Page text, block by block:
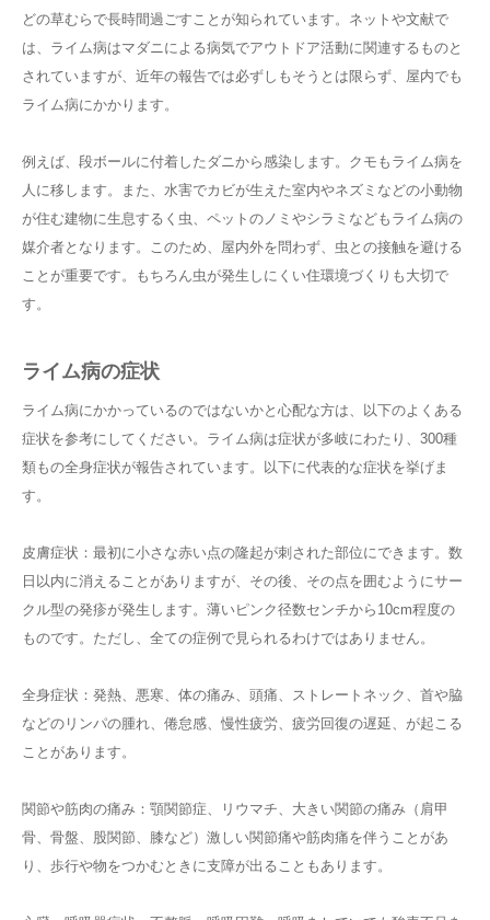
どの草むらで長時間過ごすことが知られています。ネットや文献で
は、ライム病はマダニによる病気でアウトドア活動に関連するものと
されていますが、近年の報告では必ずしもそうとは限らず、屋内でも
ライム病にかかります。
例えば、段ボールに付着したダニから感染します。クモもライム病を
人に移します。また、水害でカビが生えた室内やネズミなどの小動物
が住む建物に生息するく虫、ペットのノミやシラミなどもライム病の
媒介者となります。このため、屋内外を問わず、虫との接触を避ける
ことが重要です。もちろん虫が発生しにくい住環境づくりも大切で
す。
ライム病の症状
ライム病にかかっているのではないかと心配な方は、以下のよくある
症状を参考にしてください。ライム病は症状が多岐にわたり、300種
類もの全身症状が報告されています。以下に代表的な症状を挙げま
す。
皮膚症状：最初に小さな赤い点の隆起が刺された部位にできます。数
日以内に消えることがありますが、その後、その点を囲むようにサー
クル型の発疹が発生します。薄いピンク径数センチから10cm程度の
ものです。ただし、全ての症例で見られるわけではありません。
全身症状：発熱、悪寒、体の痛み、頭痛、ストレートネック、首や脇
などのリンパの腫れ、倦怠感、慢性疲労、疲労回復の遅延、が起こる
ことがあります。
関節や筋肉の痛み：顎関節症、リウマチ、大きい関節の痛み（肩甲
骨、骨盤、股関節、膝など）激しい関節痛や筋肉痛を伴うことがあ
り、歩行や物をつかむときに支障が出ることもあります。